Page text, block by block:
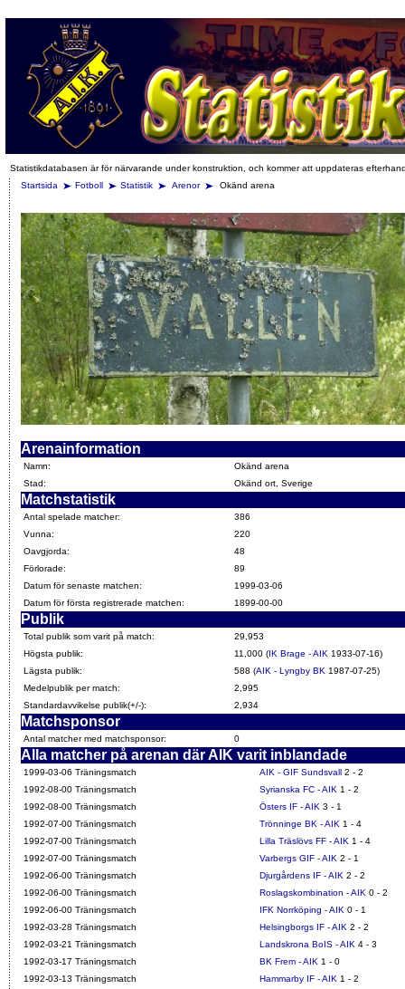
Statistikdatabasen är för närvarande under konstruktion, och kommer att uppdateras
Startsida
Fotboll Statistik Arenor Okänd arena
Arenainformation
Namn:
Okänd arena
Stad:
Okänd ort, Sverige
Matchstatistik
Antal spelade matcher:
386
Vunna:
220
Oavgjorda:
48
Förlorade:
89
Datum för senaste matchen:
1999-03-06
Datum för första registrerade matchen:
1899-00-00
Publik
Total publik som varit på match:
29,953
Högsta publik:
11,000 (IK Brage - AIK 1933-07-16)
Lägsta publik:
588 (AIK - Lyngby BK 1987-07-25)
Medelpublik per match:
2,995
Standardavvikelse publik(+/-):
2,934
Matchsponsor
Antal matcher med matchsponsor: 0
Alla matcher på arenan där AIK varit inblandade
1999-03-06 Träningsmatch AIK - GIF Sundsvall 2 - 2
1992-08-00 Träningsmatch
Syrianska FC - AIK 1 - 2
1992-08-00 Träningsmatch
Östers IF - AIK 3 - 1
1992-07-00 Träningsmatch
Trönninge BK - AIK 1 - 4
1992-07-00 Träningsmatch
Lilla Träslövs FF - AIK 1 - 4
1992-07-00 Träningsmatch
Varbergs GIF - AIK 2 - 1
1992-06-00 Träningsmatch
Djurgårdens IF - AIK 2 - 2
1992-06-00 Träningsmatch
Roslagskombination - AIK 0 - 2
1992-06-00 Träningsmatch
IFK Norrköping - AIK 0 - 1
1992-03-28 Träningsmatch
Helsingborgs IF - AIK 2 - 2
1992-03-21 Träningsmatch
Landskrona BoIS - AIK 4 - 3
1992-03-17 Träningsmatch
BK Frem - AIK 1 - 0
1992-03-13 Träningsmatch
Hammarby IF - AIK 1 - 2